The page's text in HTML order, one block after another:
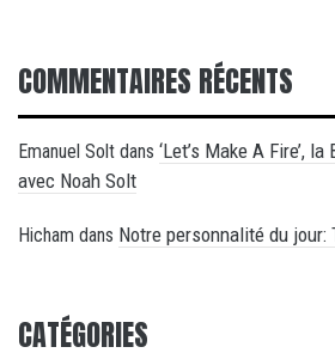
COMMENTAIRES RÉCENTS
Emanuel Solt dans ‘Let’s Make A Fire’,
avec Noah Solt
Hicham dans Notre personnalité du jour:
CATÉGORIES